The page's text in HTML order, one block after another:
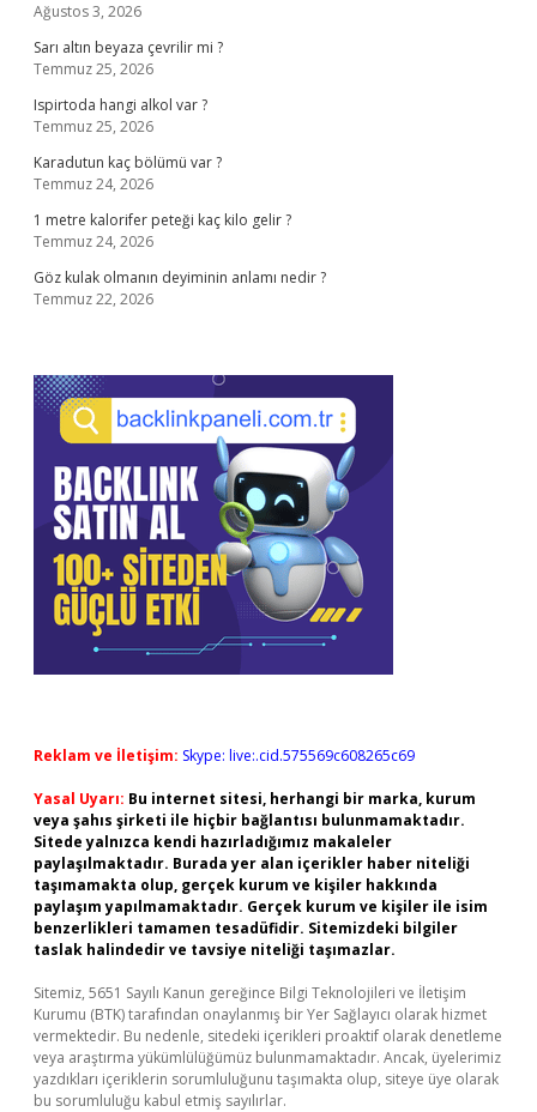
Ağustos 3, 2026
Sarı altın beyaza çevrilir mi ?
Temmuz 25, 2026
Ispirtoda hangi alkol var ?
Temmuz 25, 2026
Karadutun kaç bölümü var ?
Temmuz 24, 2026
1 metre kalorifer peteği kaç kilo gelir ?
Temmuz 24, 2026
Göz kulak olmanın deyiminin anlamı nedir ?
Temmuz 22, 2026
Reklam ve İletişim: Skype: live:.cid.575569c608265c69
Yasal Uyarı: Bu internet sitesi, herhangi bir marka, kurum
veya şahıs şirketi ile hiçbir bağlantısı bulunmamaktadır.
Sitede yalnızca kendi hazırladığımız makaleler
paylaşılmaktadır. Burada yer alan içerikler haber niteliği
taşımamakta olup, gerçek kurum ve kişiler hakkında
paylaşım yapılmamaktadır. Gerçek kurum ve kişiler ile isim
benzerlikleri tamamen tesadüfidir. Sitemizdeki bilgiler
taslak halindedir ve tavsiye niteliği taşımazlar.
Sitemiz, 5651 Sayılı Kanun gereğince Bilgi Teknolojileri ve İletişim
Kurumu (BTK) tarafından onaylanmış bir Yer Sağlayıcı olarak hizmet
vermektedir. Bu nedenle, sitedeki içerikleri proaktif olarak denetleme
veya araştırma yükümlülüğümüz bulunmamaktadır. Ancak, üyelerimiz
yazdıkları içeriklerin sorumluluğunu taşımakta olup, siteye üye olarak
bu sorumluluğu kabul etmiş sayılırlar.